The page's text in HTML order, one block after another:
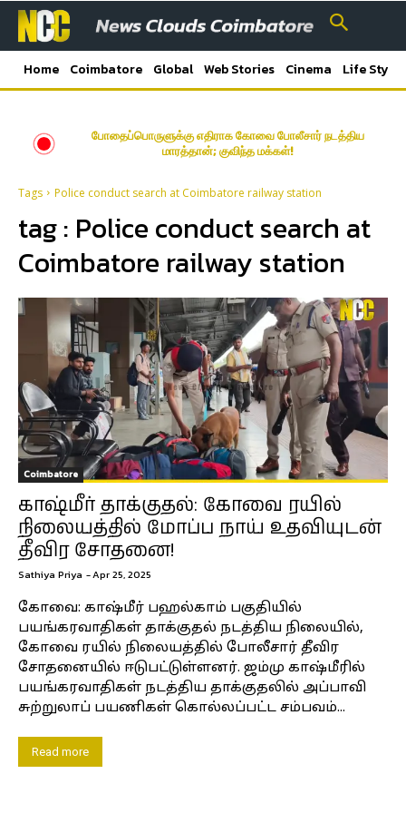
Home Coimbatore Global Web Stories Cinema Life Style
போதைப்பொருளுக்கு எதிராக கோவை போலீசார் நடத்திய
மாரத்தான்; குவிந்த மக்கள்!
Tags Police conduct search at Coimbatore railway station
tag : Police conduct search at
Coimbatore railway station
Coimbatore
காஷ்மீர் தாக்குதல்: கோவை ரயில்
நிலையத்தில் மோப்ப நாய் உதவியுடன்
தீவிர சோதனை!
Sathiya Priya -Apr 25, 2025
கோவை: காஷ்மீர் பஹல்காம் பகுதியில்
பயங்கரவாதிகள் தாக்குதல் நடத்திய நிலையில்,
கோவை ரயில் நிலையத்தில் போலீசார் தீவிர
சோதனையில் ஈடுபட்டுள்ளனர். ஜம்மு காஷ்மீரில்
பயங்கரவாதிகள் நடத்திய தாக்குதலில் அப்பாவி
சுற்றுலாப் பயணிகள் கொல்லப்பட்ட சம்பவம்...
Read more